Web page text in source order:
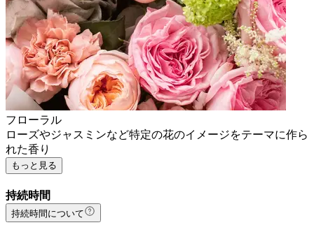
フローラル
ローズやジャスミンなど特定の花のイメージをテーマに作ら
れた香り
もっと見る
持続時間
持続時間について